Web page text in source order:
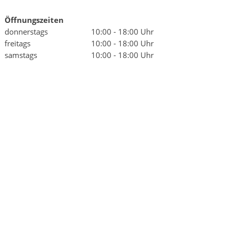
Öffnungszeiten
donnerstags
10:00 - 18:00 Uhr
freitags
10:00 - 18:00 Uhr
samstags
10:00 - 18:00 Uhr